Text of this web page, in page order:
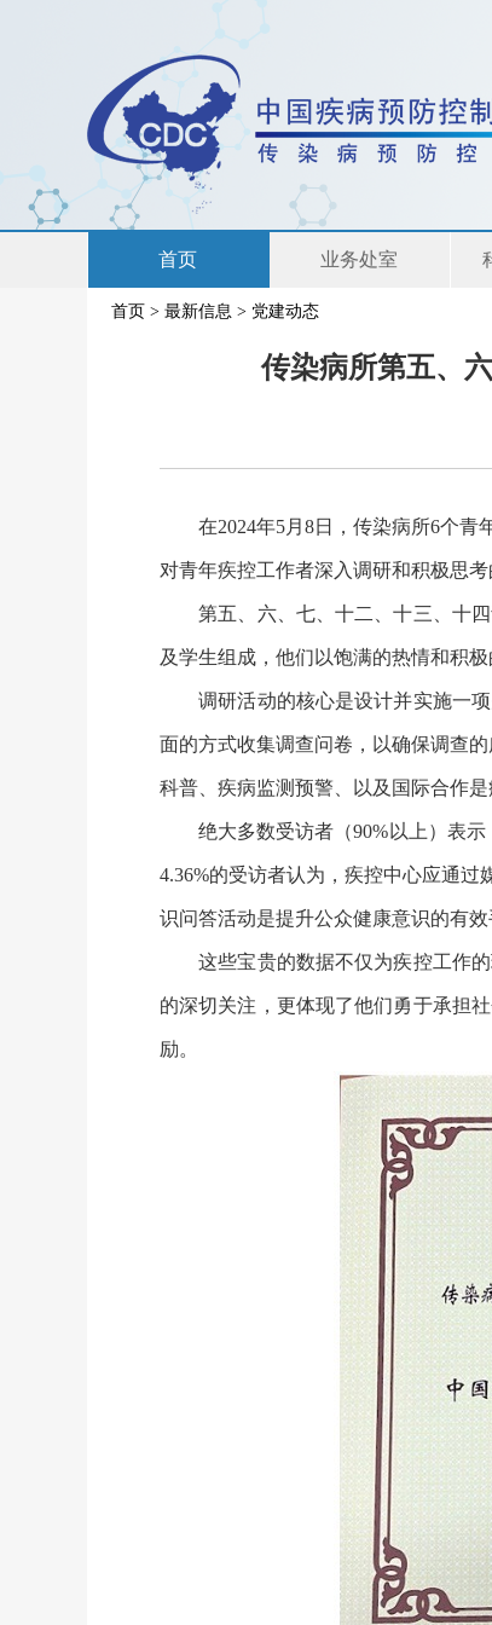
首页 业务处室
联系我们
首页 > 最新信息 > 党建动态
传染病所第五、
在2024年5月8日，传染病所6个青年
对青年疾控工作者深入调研和积极思
第五、六、七、十二、十三、十四
及学生组成，他们以饱满的热情和积
调研活动的核心是设计并实施一项
面的方式收集调查问卷，以确保调查
科普、疾病监测预警、以及国际合作
绝大多数受访者（90%以上）表示
4.36%的受访者认为，疾控中心应通
识问答活动是提升公众健康意识的有效
这些宝贵的数据不仅为疾控工作的
的深切关注，更体现了他们勇于承担
励。